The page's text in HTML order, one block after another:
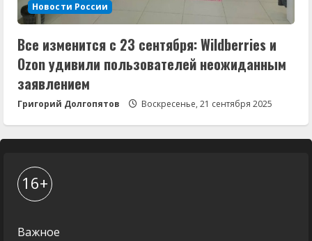
Новости России
Все изменится с 23 сентября: Wildberries и
Ozon удивили пользователей неожиданным
заявлением
Григорий Долгопятов Воскресенье, 21 сентября 2025
16+
Важное